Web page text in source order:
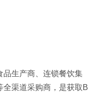
品生产商、连锁餐饮集
全渠道采购商，是获取B